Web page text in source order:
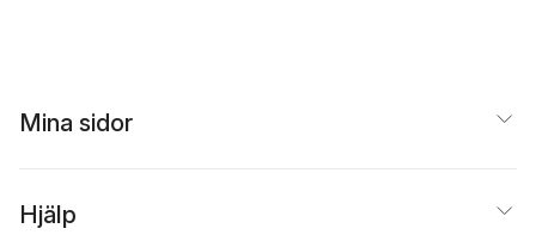
Mina sidor
Hjälp